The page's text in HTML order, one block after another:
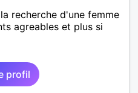
recherche d'une femme
agreables et plus si
profil